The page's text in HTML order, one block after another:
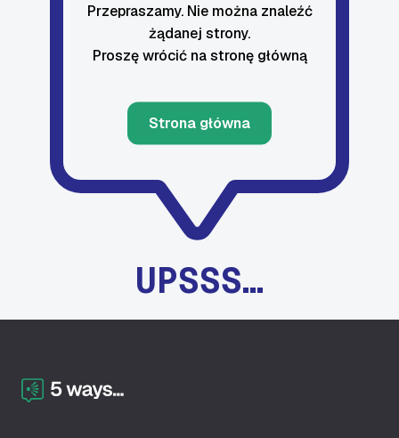
Przepraszamy. Nie można znaleźć
żądanej strony.
Proszę wrócić na stronę główną
Strona główna
UPSSS…